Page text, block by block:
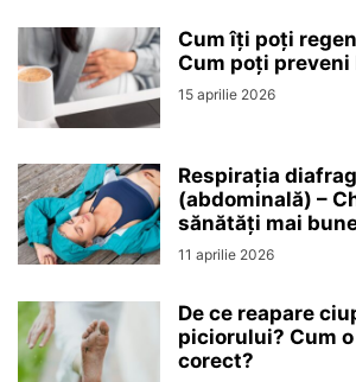
Cum îți poți
Cum poți
15 aprilie 2026
Respirația
(abdominală) –
sănătăți mai
11 aprilie 2026
De ce reapare
piciorului? Cum
corect?